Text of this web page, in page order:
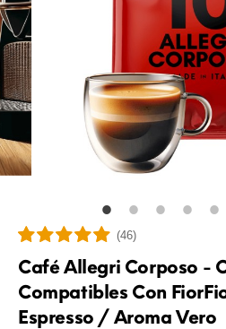
(46)
Café Allegri Corposo -
Compatibles Con
Espresso / Aroma Vero